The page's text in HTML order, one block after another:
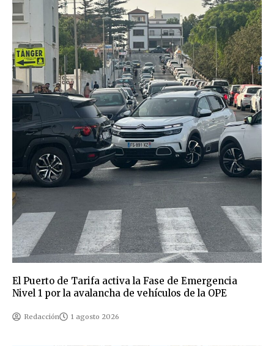
El Puerto de Tarifa activa la Fase de Emergencia
Nivel 1 por la avalancha de vehículos de la OPE
Redacción 1 agosto 2026